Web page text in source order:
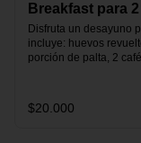
Breakfast para 2
Disfruta un desayuno
incluye: huevos
porción de palta, 2
hecha en casa, un
de avena para
$20.000